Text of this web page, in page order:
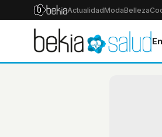
ActualidadModaBelleza